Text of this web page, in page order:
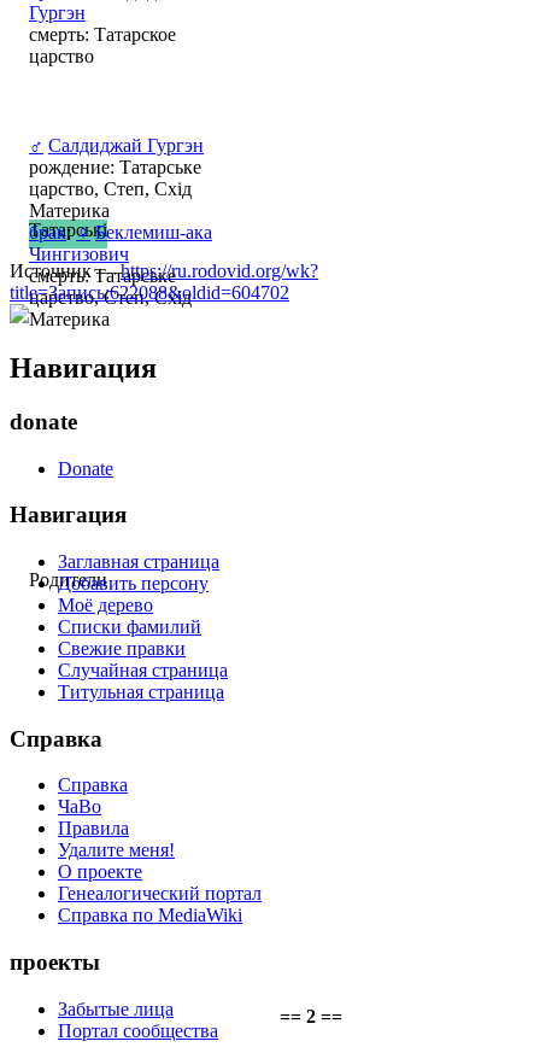
Гургэн
смерть: Татарское
царство
♂ Салдиджай Гургэн
рождение: Татарське
царство, Степ, Схід
Материка
брак:♀ Беклемиш-ака
Чингизович
смерть: Татарське
царство, Степ, Схід
Материка
Родители
== 2 ==
Татарські
Источник —https://ru.rodovid.org/wk?
title=Запись:622088&oldid=604702
Навигация
donate
Donate
Навигация
Заглавная страница
Добавить персону
Моё дерево
Списки фамилий
Свежие правки
Случайная страница
Титульная страница
Справка
Справка
ЧаВо
Правила
Удалите меня!
О проекте
Генеалогический портал
Справка по MediaWiki
проекты
Забытые лица
Портал сообщества